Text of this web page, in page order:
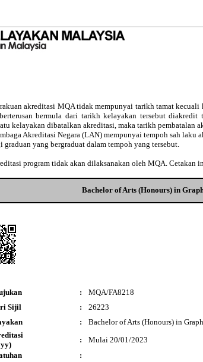
akreditasi MQA tidak mempunyai tarikh tamat
bermula dari tarikh kelayakan tersebut
kelayakan dibatalkan akreditasi, maka tarikh pembatalan
Akreditasi Negara (LAN) mempunyai tempoh sah
yang bergraduat dalam tempoh yang tersebut.
program tidak akan dilaksanakan oleh MQA. Cetakan
Bachelor of Arts (Honours) in
:
MQA/FA8218
Sijil
:
26223
:
Bachelor of Arts (Honours) in
:
Mulai 20/01/2023
: